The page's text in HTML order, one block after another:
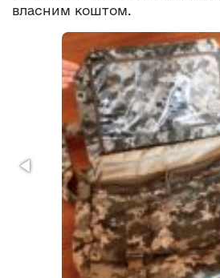
власним коштом.